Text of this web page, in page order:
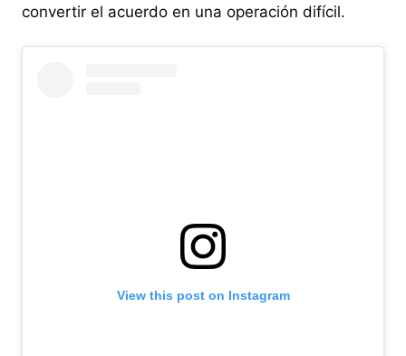
convertir el acuerdo en una operación difícil.
View this post on Instagram